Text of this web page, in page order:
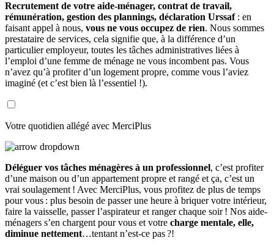
Recrutement de votre aide-ménager, contrat de travail,
rémunération, gestion des plannings, déclaration Urssaf: en
faisant appel à nous, vous ne vous occupez de rien. Nous sommes
prestataire de services, cela signifie que, à la différence d’un
particulier employeur, toutes les tâches administratives liées à
l’emploi d’une femme de ménage ne vous incombent pas. Vous
n’avez qu’à profiter d’un logement propre, comme vous l’aviez
imaginé (et c’est bien là l’essentiel !).
Votre quotidien allégé avec MerciPlus
Déléguer vos tâches ménagères à un professionnel, c’est profiter
d’une maison ou d’un appartement propre et rangé et ça, c’est un
vrai soulagement ! Avec MerciPlus, vous profitez de plus de temps
pour vous : plus besoin de passer une heure à briquer votre intérieur,
faire la vaisselle, passer l’aspirateur et ranger chaque soir ! Nos aide-
ménagers s’en chargent pour vous et votre charge mentale, elle,
diminue nettement…tentant n’est-ce pas ?!